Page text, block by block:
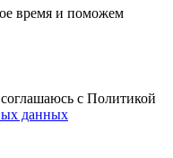
время и поможем
с Политикой
данных